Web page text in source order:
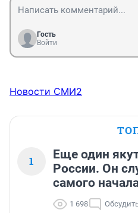
Гость
Войти
Новости СМИ2
1
Еще один
России. Он
самого
1 698